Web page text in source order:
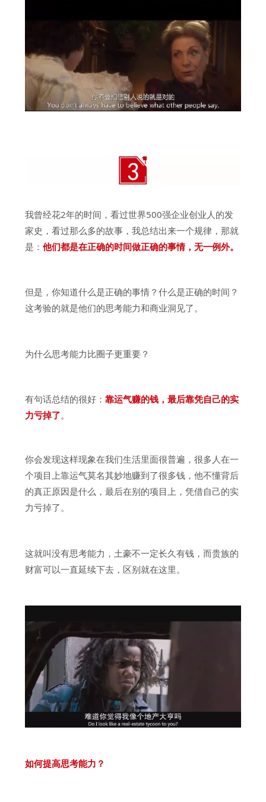
我曾经花2年的时间，看过世界500强企业创业人的发
家史，看过那么多的故事，我总结出来一个规律，那就
是：他们都是在正确的时间做正确的事情，无一例外。
但是，你知道什么是正确的事情？什么是正确的时间？
这考验的就是他们的思考能力和商业洞见了。
为什么思考能力比圈子更重要？
有句话总结的很好：靠运气赚的钱，最后靠凭自己的实
力亏掉了。
你会发现这样现象在我们生活里面很普遍，很多人在一
个项目上靠运气莫名其妙地赚到了很多钱，他不懂背后
的真正原因是什么，最后在别的项目上，凭借自己的实
力亏掉了。
这就叫没有思考能力，土豪不一定长久有钱，而贵族的
财富可以一直延续下去，区别就在这里。
如何提高思考能力？